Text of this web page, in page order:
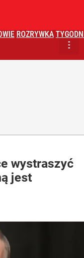
ROZRYWKA
wystraszyć
jest